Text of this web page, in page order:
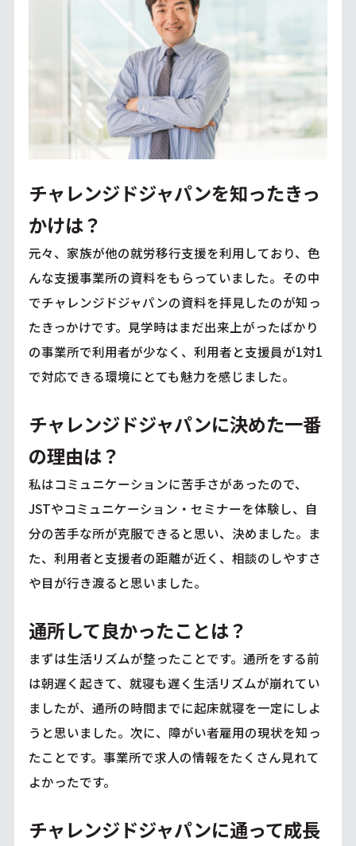
チャレンジドジャパンを知ったきっ
かけは？
元々、家族が他の就労移行支援を利用しており、色
んな支援事業所の資料をもらっていました。その中
でチャレンジドジャパンの資料を拝見したのが知っ
たきっかけです。見学時はまだ出来上がったばかり
の事業所で利用者が少なく、利用者と支援員が1対1
で対応できる環境にとても魅力を感じました。
チャレンジドジャパンに決めた一番
の理由は？
私はコミュニケーションに苦手さがあったので、
JSTやコミュニケーション・セミナーを体験し、自
分の苦手な所が克服できると思い、決めました。ま
た、利用者と支援者の距離が近く、相談のしやすさ
や目が行き渡ると思いました。
通所して良かったことは？
まずは生活リズムが整ったことです。通所をする前
は朝遅く起きて、就寝も遅く生活リズムが崩れてい
ましたが、通所の時間までに起床就寝を一定にしよ
うと思いました。次に、障がい者雇用の現状を知っ
たことです。事業所で求人の情報をたくさん見れて
よかったです。
チャレンジドジャパンに通って成長